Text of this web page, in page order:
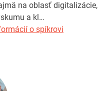
na oblasť digitalizácie,
a kl…
o spíkrovi